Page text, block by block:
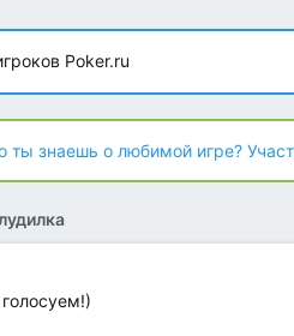
Poker.ru
ты знаешь о любимой игре?